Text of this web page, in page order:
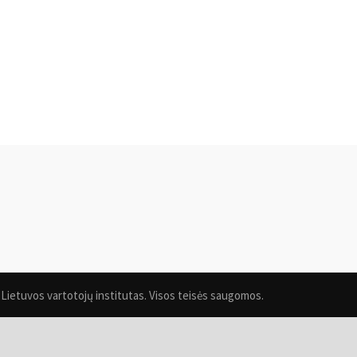
vartotojų institutas. Visos teisės saugomos.